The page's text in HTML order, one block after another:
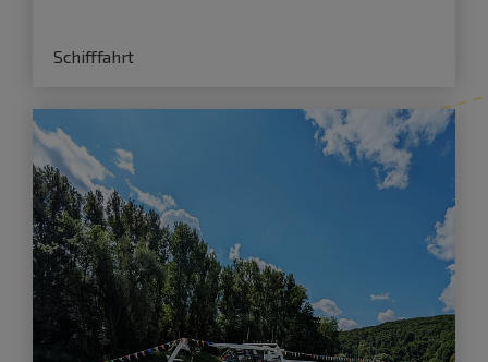
Schifffahrt